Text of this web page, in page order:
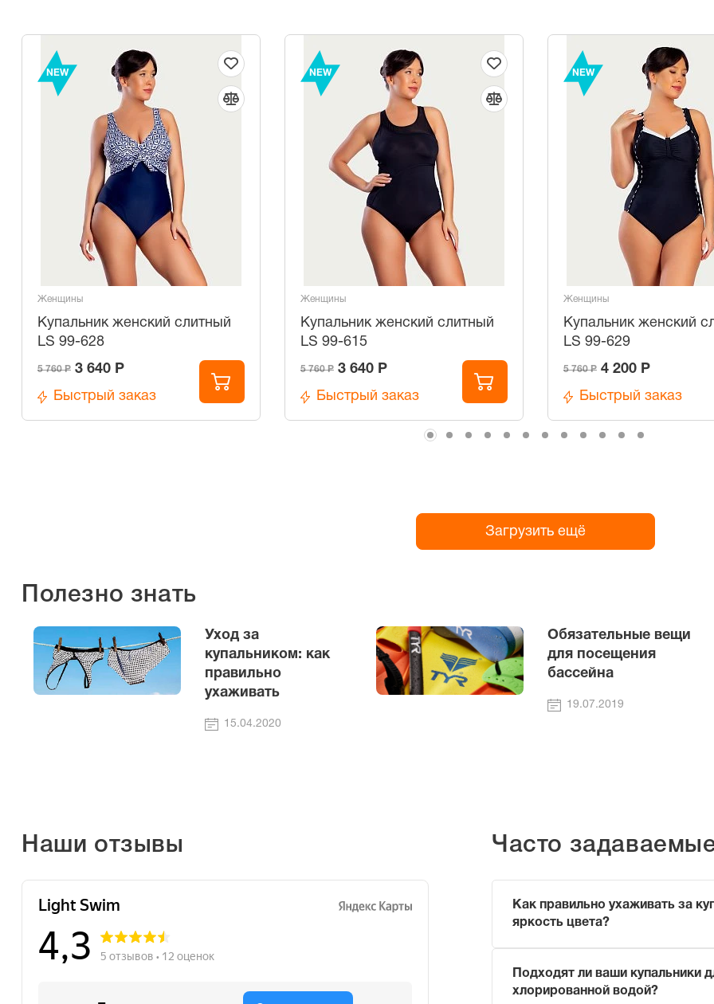
NEW
Женщины
Купальник женский слитный
LS 99-628
5 760 Р 3 640 Р
Быстрый заказ
NEW
Женщины
Купальник женский слитный
LS 99-615
5 760 Р 3 640 Р
Быстрый заказ
NEW
Женщины
Купальник женский
LS 99-629
5 760 Р 4 200 Р
Быстрый заказ
Загрузить ещё
Полезно знать
Уход за
купальником: как
правильно
ухаживать
15.04.2020
Обязательные вещи
для посещения
бассейна
19.07.2019
Наши отзывы Часто
Как правильно ухаживать за
яркость цвета?
Ополаскивайте его в
Подходят ли ваши купальники
хлорированной водой?